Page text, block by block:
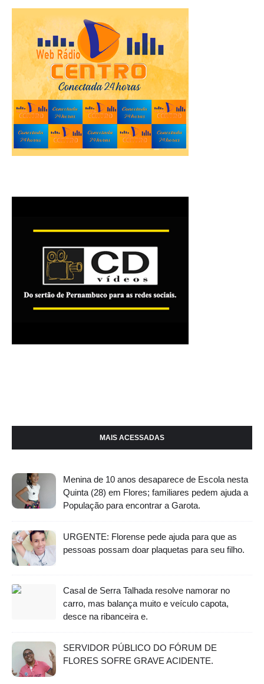
MAIS ACESSADAS
Menina de 10 anos desaparece de Escola nesta
Quinta (28) em Flores; familiares pedem ajuda a
População para encontrar a Garota.
URGENTE: Florense pede ajuda para que as
pessoas possam doar plaquetas para seu filho.
Casal de Serra Talhada resolve namorar no
carro, mas balança muito e veículo capota,
desce na ribanceira e.
SERVIDOR PÚBLICO DO FÓRUM DE
FLORES SOFRE GRAVE ACIDENTE.